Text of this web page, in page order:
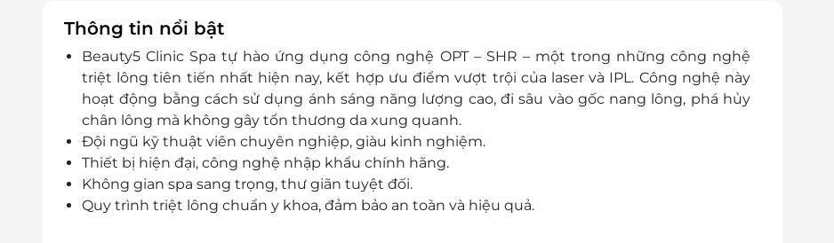
Thông tin nổi bật
Beauty5 Clinic Spa tự hào ứng dụng công nghệ OPT – SHR – một trong những công nghệ
triệt lông tiên tiến nhất hiện nay, kết hợp ưu điểm vượt trội của laser và IPL. Công nghệ này
hoạt động bằng cách sử dụng ánh sáng năng lượng cao, đi sâu vào gốc nang lông, phá hủy
chân lông mà không gây tổn thương da xung quanh.
Đội ngũ kỹ thuật viên chuyên nghiệp, giàu kinh nghiệm.
Thiết bị hiện đại, công nghệ nhập khẩu chính hãng.
Không gian spa sang trọng, thư giãn tuyệt đối.
Quy trình triệt lông chuẩn y khoa, đảm bảo an toàn và hiệu quả.